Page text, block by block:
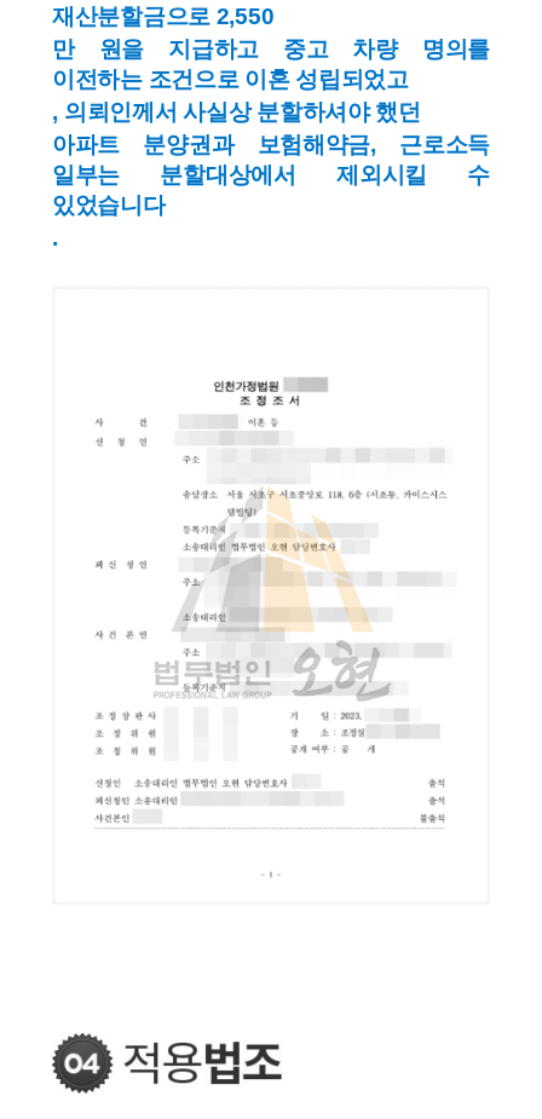
재산분할금으로2,550
만 원을 지급하고 중고 차량 명의를
이전하는 조건으로 이혼 성립되었고
, 의뢰인께서 사실상 분할하셔야 했던
아파트 분양권과 보험해약금, 근로소득
일부는 분할대상에서 제외시킬 수
있었습니다
.